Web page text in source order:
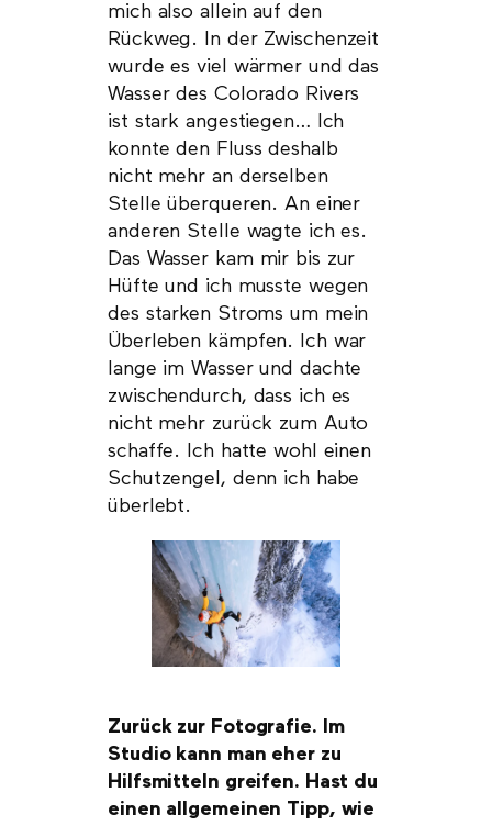
mich also allein auf den
Rückweg. In der Zwischenzeit
wurde es viel wärmer und das
Wasser des Colorado Rivers
ist stark angestiegen… Ich
konnte den Fluss deshalb
nicht mehr an derselben
Stelle überqueren. An einer
anderen Stelle wagte ich es.
Das Wasser kam mir bis zur
Hüfte und ich musste wegen
des starken Stroms um mein
Überleben kämpfen. Ich war
lange im Wasser und dachte
zwischendurch, dass ich es
nicht mehr zurück zum Auto
schaffe. Ich hatte wohl einen
Schutzengel, denn ich habe
überlebt.
Zurück zur Fotografie. Im
Studio kann man eher zu
Hilfsmitteln greifen. Hast du
einen allgemeinen Tipp, wie